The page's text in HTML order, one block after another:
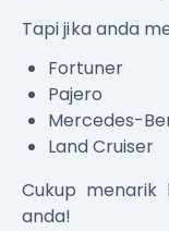
Tapi jika anda
Fortuner
Pajero
Mercedes-
Land Cruiser
Cukup
anda!